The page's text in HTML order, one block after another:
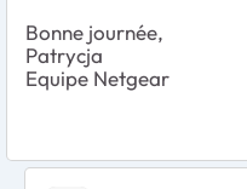
Bonne journée,
Patrycja
Equipe Netgear